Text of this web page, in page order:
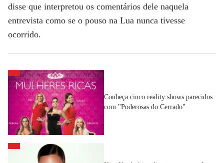
disse que interpretou os comentários dele naquela
entrevista como se o pouso na Lua nunca tivesse
ocorrido.
Conheça cinco reality shows parecidos
com "Poderosas do Cerrado"